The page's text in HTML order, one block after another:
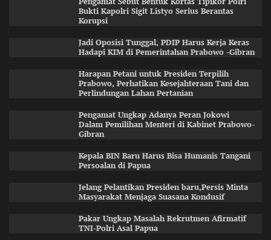
Bukti Kapolri Sigit Listyo Serius Berantas
Korupsi
Jadi Oposisi Tunggal, PDIP Harus Kerja Keras
Hadapi KIM di Pemerintahan Prabowo -Gibran
Harapan Petani untuk Presiden Terpilih
Prabowo, Perhatikan Kesejahteraan Tani dan
Perlindungan Lahan Pertanian
Pengamat Ungkap Adanya Peran Jokowi
Dalam Pemilihan Menteri di Kabinet Prabowo-
Gibran
Kepala BIN Baru Harus Bisa Humanis Tangani
Persoalan di Papua
Jelang Pelantikan Presiden baru,Persis Minta
Masyarakat Menjaga Suasana Kondusif
Pakar Ungkap Masalah Rekrutmen Afirmatif
TNI-Polri Asal Papua